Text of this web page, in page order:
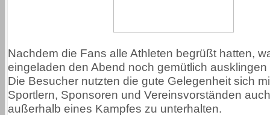
Nachdem die Fans alle Athleten begrüßt hatten,
eingeladen den Abend noch gemütlich
Die Besucher nutzten die gute Gelegenheit sich
Sportlern, Sponsoren und Vereinsvorständen
außerhalb eines Kampfes zu unterhalten.